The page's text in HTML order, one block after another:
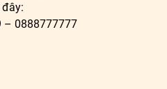
– 0888777777